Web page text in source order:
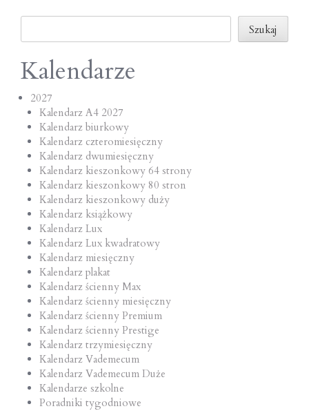
o
n
Szukaj
Szukaj
Kalendarze
2027
Kalendarz A4 2027
Kalendarz biurkowy
Kalendarz czteromiesięczny
Kalendarz dwumiesięczny
Kalendarz kieszonkowy 64 strony
Kalendarz kieszonkowy 80 stron
Kalendarz kieszonkowy duży
Kalendarz książkowy
Kalendarz Lux
Kalendarz Lux kwadratowy
Kalendarz miesięczny
Kalendarz plakat
Kalendarz ścienny Max
Kalendarz ścienny miesięczny
Kalendarz ścienny Premium
Kalendarz ścienny Prestige
Kalendarz trzymiesięczny
Kalendarz Vademecum
Kalendarz Vademecum Duże
Kalendarze szkolne
Poradniki tygodniowe